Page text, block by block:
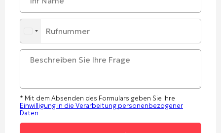
* Mit dem Absenden des Formulars geben Sie Ihre
Einwilligung in die Verarbeitung personenbezogener
Daten